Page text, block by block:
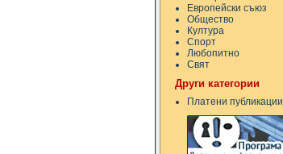
Европейски съюз
Общество
Култура
Спорт
Любопитно
Свят
Други категории
Платени публикации